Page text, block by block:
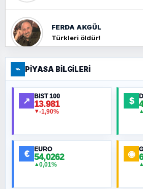
FERDA AKGÜL
Türkleri öldür!
FERHAT BÜYÜKKALKAN
Ankara Zirvesi: NATO
Ortadoğu Haritasının
MURAT ÖZKAN
⌁ PIYASA BILGILERI
↗ BIST 100
13.981
▼-1,90%
$
▲
€ EURO
54,0262
▲0,01%
◉
▲